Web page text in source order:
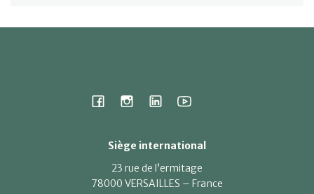
Siège international
23 rue de l’ermitage
78000 VERSAILLES – France